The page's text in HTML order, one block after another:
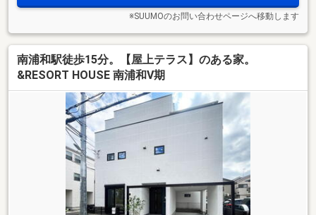
※SUUMOのお問い合わせページへ移動します
南浦和駅徒歩15分。【屋上テラス】のある家。
&RESORT HOUSE 南浦和Ⅴ期